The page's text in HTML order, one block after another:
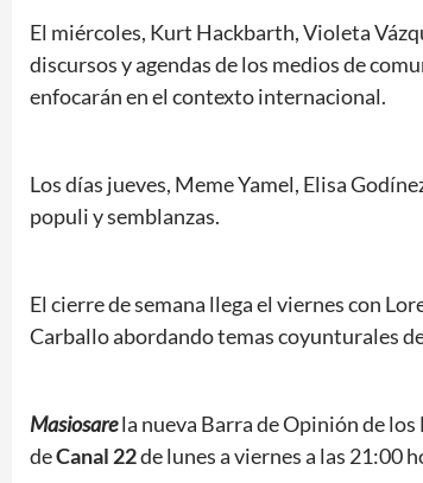
El miércoles, Kurt Hackbarth, Violeta
discursos y agendas de los medios de
enfocarán en el contexto internacional.
Los días jueves, Meme Yamel, Elisa
populi y semblanzas.
El cierre de semana llega el viernes con
Carballo abordando temas coyunturales
Masiosarela nueva Barra de Opinión de
deCanal 22de lunes a viernes a las 21:00